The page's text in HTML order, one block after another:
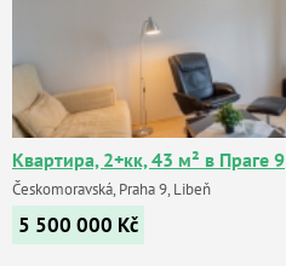
Квартира, 2+кк, 43 м² в Праге 9
Českomoravská, Praha 9, Libeň
5 500 000 Kč